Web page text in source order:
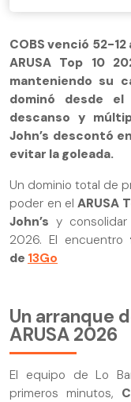
COBS venció 52-
ARUSA Top 10
manteniendo su
dominó desde
descanso y
John’s descontó
evitar la goleada.
Un dominio total de
poder en el ARUSA
John’s y
2026. El encuentro
de 13Go
Un arranque
ARUSA 2026
El equipo de Lo
primeros minutos,